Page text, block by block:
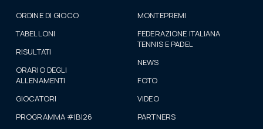
ORDINE DI GIOCO
TABELLONI
RISULTATI
ORARIO DEGLI
ALLENAMENTI
GIOCATORI
PROGRAMMA #IBI26
MONTEPREMI
FEDERAZIONE ITALIANA
TENNIS E PADEL
NEWS
FOTO
VIDEO
PARTNERS